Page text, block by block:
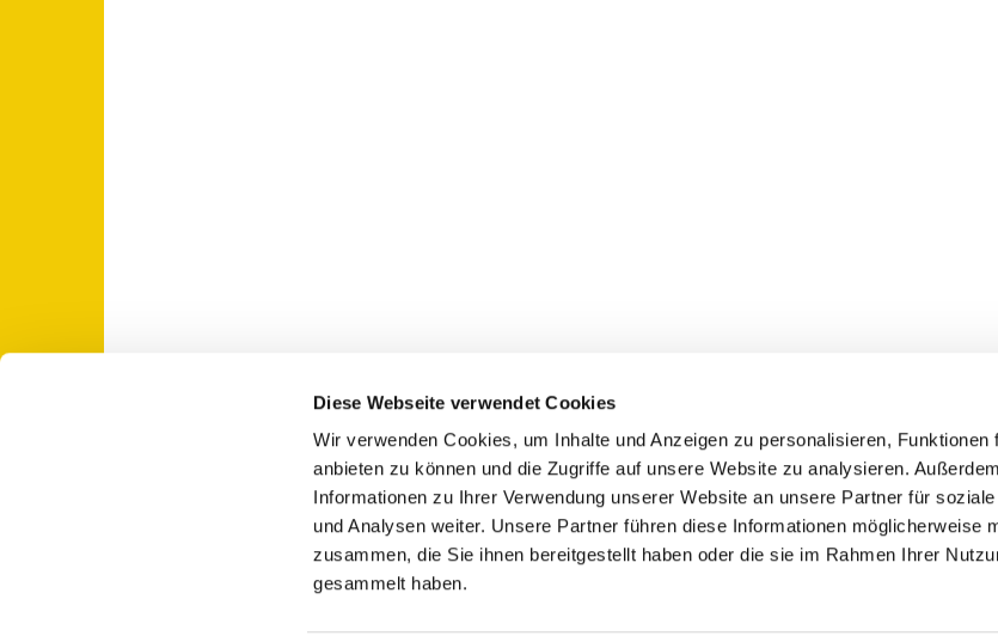
Diese Webseite verwendet Cookies
Wir verwenden Cookies, um Inhalte und Anzeigen zu personalisieren, Funktionen
anbieten zu können und die Zugriffe auf unsere Website zu analysieren.
Informationen zu Ihrer Verwendung unserer Website an unsere Partner für
und Analysen weiter. Unsere Partner führen diese Informationen möglicherweise
zusammen, die Sie ihnen bereitgestellt haben oder die sie im Rahmen Ihrer
gesammelt haben.
St. Otto: Katholische Kirche Usedom-Anklam-Greifswald · Bahnhofstr. 15, 17489 Greifswald
Kontaktinformationen
Impressum
Hinweisgebersystem